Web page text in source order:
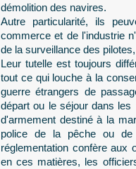
démolition des navires.
Autre particularité, ils
commerce et de l'industrie
de la surveillance des pilotes,
Leur tutelle est toujours
tout ce qui louche à la
guerre étrangers de
départ ou le séjour dans
d'armement destiné à la
police de la pêche ou
réglementation confère aux
en ces matières, les